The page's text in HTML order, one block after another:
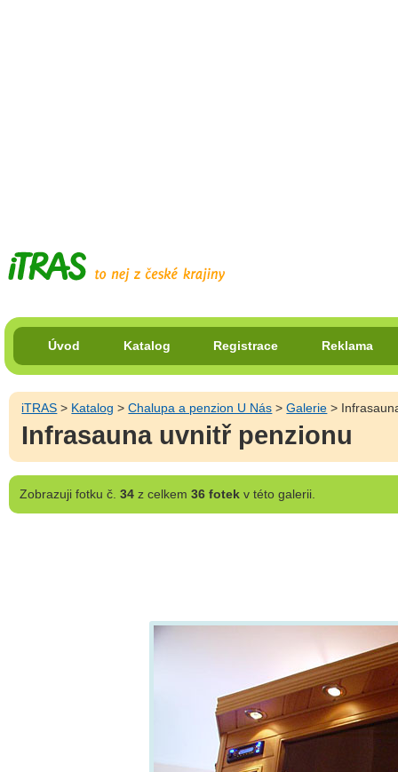
Úvod Katalog Registrace Reklama
iTRAS > Katalog >Chalupa a penzion U Nás >Galerie >
Infrasauna uvnitř penzionu
Zobrazujifotku č. 34z celkem 36 fotekv této galerii.